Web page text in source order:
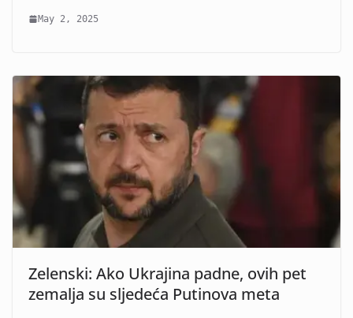
May 2, 2025
Zelenski: Ako Ukrajina padne, ovih pet
zemalja su sljedeća Putinova meta